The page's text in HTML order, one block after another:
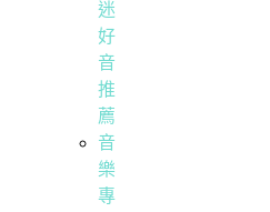
迷
好
音
推
薦
音
樂
專